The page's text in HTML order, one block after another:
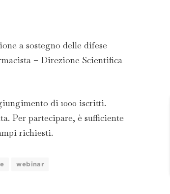
a sostegno delle difese
– Direzione Scientifica
di 1000 iscritti.
Per partecipare, è sufficiente
richiesti.
webinar